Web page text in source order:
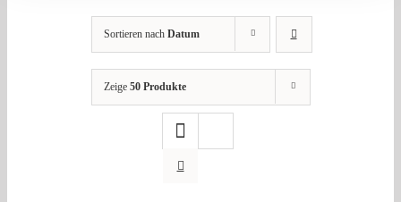
Sortieren nach Datum
Zeige 50 Produkte